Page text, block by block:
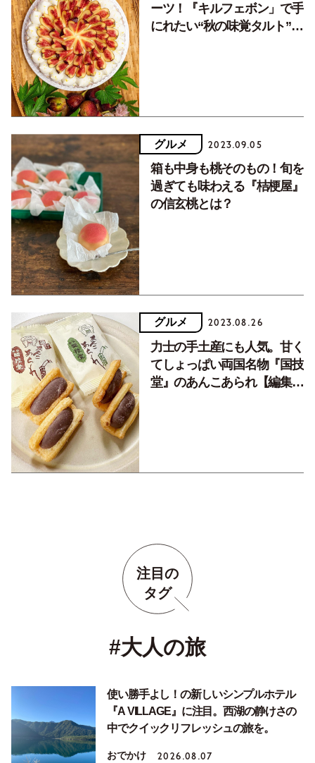
ーツ！『キルフェボン」で手
にれたい“秋の味覚タルト”5
グルメ 2023.09.05
箱も中身も桃そのもの！旬を
過ぎても味わえる『桔梗屋』
の信玄桃とは？
グルメ 2023.08.26
力士の手土産にも人気。甘く
てしょっぱい両国名物『国技
堂』のあんこあられ【編集部
注目の
タグ
#大人の旅
使い勝手よし！の新しいシンプルホテル
『A VILLAGE』に注目。西湖の静けさの
中でクイックリフレッシュの旅を。
おでかけ 2026.08.07